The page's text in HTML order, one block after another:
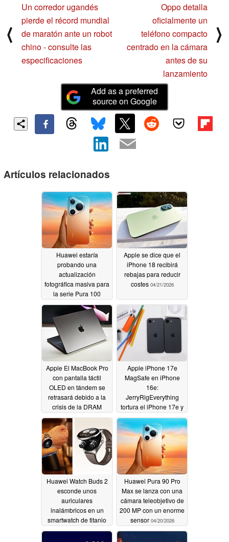
⟨
Un corredor ugandés
pierde el récord mundial
de maratón ante un robot
chino - consulte las
especificaciones
Oppo detalla
oficialmente un
teléfono compacto
centrado en la cámara
antes de su
lanzamiento
⟩
Add as a preferred
source on Google
Artículos relacionados
Huawei estaría
probando una
actualización
fotográfica masiva para
la serie Pura 100
05/29/2026
Apple se dice que el
iPhone 18 recibirá
rebajas para reducir
costes 04/21/2026
Apple El MacBook Pro
con pantalla táctil
OLED en tándem se
retrasará debido a la
crisis de la DRAM
04/20/2026
Apple iPhone 17e
MagSafe en iPhone
16e:
JerryRigEverything
tortura el iPhone 17e y
muestra el intercambio
de piezas con el
iPhone 16e04/20/2026
Huawei Watch Buds 2
esconde unos
auriculares
inalámbricos en un
smartwatch de titanio
04/20/2026
Huawei Pura 90 Pro
Max se lanza con una
cámara teleobjetivo de
200 MP con un enorme
sensor 04/20/2026